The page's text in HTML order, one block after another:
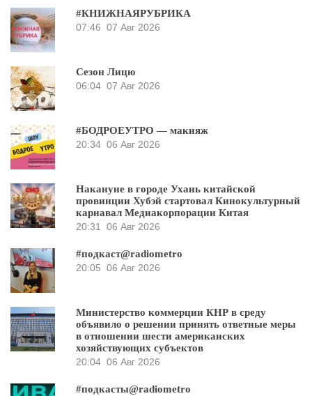
#КНИЖНАЯРУБРИКА
07:46 07 Авг 2026
Сезон Лицю
06:04 07 Авг 2026
#БОДРОЕУТРО — макияж
20:34 06 Авг 2026
Накануне в городе Ухань китайской
провинции Хубэй стартовал Кинокультурный
карнавал Медиакорпорации Китая
20:31 06 Авг 2026
#подкаст@radiometro
20:05 06 Авг 2026
Министерство коммерции КНР в среду
объявило о решении принять ответные меры
в отношении шести американских
хозяйствующих субъектов
20:04 06 Авг 2026
#подкасты@radiometro